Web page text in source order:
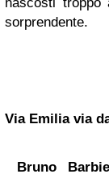
sorprendente.
Via Emilia via
Bruno